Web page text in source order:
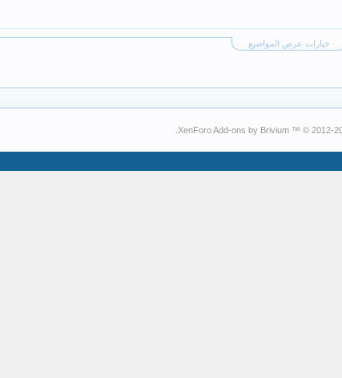
خيارات عرض المواضيع
XenForo Add-ons by Brivium ™ © 2012-